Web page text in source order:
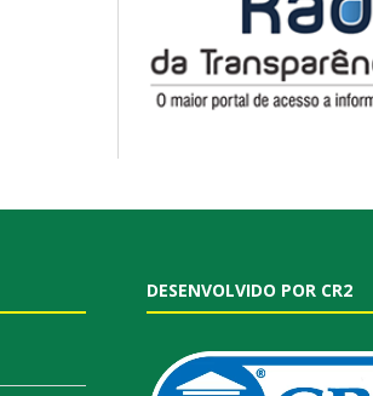
DESENVOLVIDO POR CR2